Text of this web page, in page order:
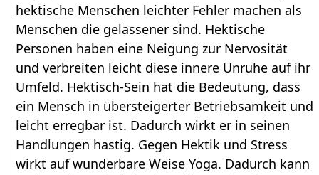
hektische Menschen leichter Fehler machen als
Menschen die gelassener sind. Hektische
Personen haben eine Neigung zur Nervosität
und verbreiten leicht diese innere Unruhe auf ihr
Umfeld. Hektisch-Sein hat die Bedeutung, dass
ein Mensch in übersteigerter Betriebsamkeit und
leicht erregbar ist. Dadurch wirkt er in seinen
Handlungen hastig. Gegen Hektik und Stress
wirkt auf wunderbare Weise Yoga. Dadurch kann